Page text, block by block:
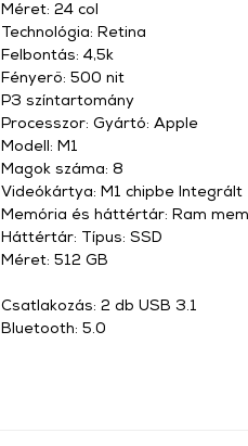
Méret: 24 col
Technológia: Retina
Felbontás: 4,5k
Fényerő: 500 nit
P3 színtartomány
Processzor: Gyártó: Apple
Modell: M1
Magok száma: 8
Videókártya: M1 chipbe Integrált
Memória és háttértár: Ram
Háttértár: Típus: SSD
Méret: 512 GB
Csatlakozás: 2 db USB 3.1
Bluetooth: 5.0